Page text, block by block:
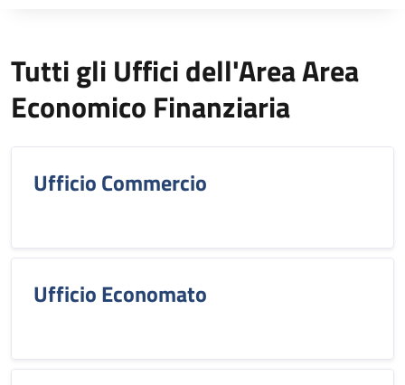
Tutti gli Uffici dell'Area Area
Economico Finanziaria
Ufficio Commercio
Ufficio Economato